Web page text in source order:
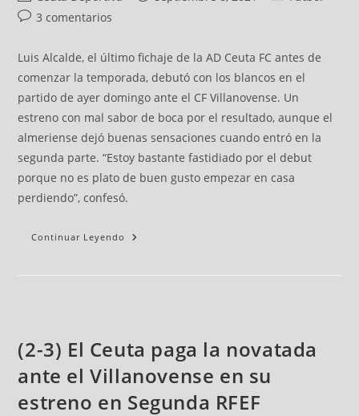
3 comentarios
Luis Alcalde, el último fichaje de la AD Ceuta FC antes de
comenzar la temporada, debutó con los blancos en el
partido de ayer domingo ante el CF Villanovense. Un
estreno con mal sabor de boca por el resultado, aunque el
almeriense dejó buenas sensaciones cuando entró en la
segunda parte. “Estoy bastante fastidiado por el debut
porque no es plato de buen gusto empezar en casa
perdiendo”, confesó.
Continuar Leyendo
(2-3) El Ceuta paga la novatada
ante el Villanovense en su
estreno en Segunda RFEF